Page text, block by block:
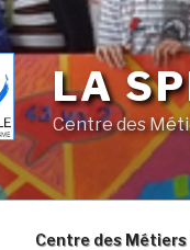
LA
Centre des
Centre des Métiers